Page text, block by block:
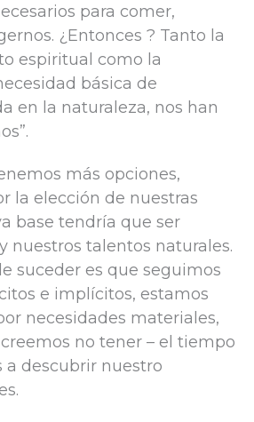
para comer,
¿Entonces ? Tanto la
espiritual como la
básica de
en la naturaleza, nos han
más opciones,
la elección de nuestras
base tendría que ser
nuestros talentos naturales.
suceder es que seguimos
e implícitos, estamos
necesidades materiales,
no tener – el tiempo
a descubrir nuestro